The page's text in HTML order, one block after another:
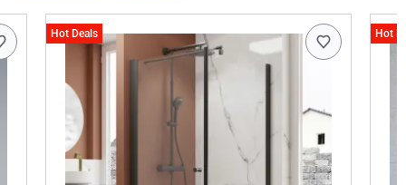
Hot Deals Hot